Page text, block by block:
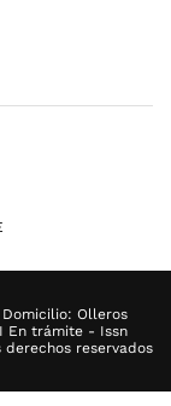
Olleros
En trámite - Issn
derechos reservados